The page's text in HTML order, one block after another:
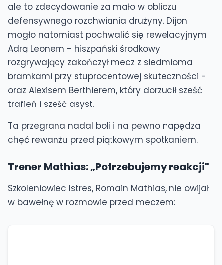
ale to zdecydowanie za mało w obliczu
defensywnego rozchwiania drużyny. Dijon
mogło natomiast pochwalić się rewelacyjnym
Adrą Leonem - hiszpański środkowy
rozgrywający zakończył mecz z siedmioma
bramkami przy stuprocentowej skuteczności -
oraz Alexisem Berthierem, który dorzucił sześć
trafień i sześć asyst.
Ta przegrana nadal boli i na pewno napędza
chęć rewanżu przed piątkowym spotkaniem.
Trener Mathias: „Potrzebujemy reakcji"
Szkoleniowiec Istres, Romain Mathias, nie owijał
w bawełnę w rozmowie przed meczem: